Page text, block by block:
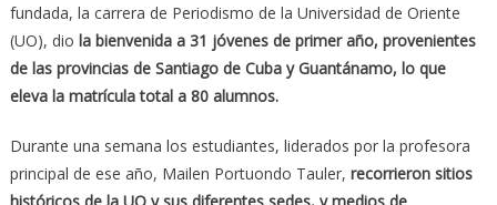
fundada, la carrera de Periodismo de la Universidad de Oriente
(UO), dio la bienvenida a 31 jóvenes de primer año, provenientes
de las provincias de Santiago de Cuba y Guantánamo, lo que
eleva la matrícula total a 80 alumnos.
Durante una semana los estudiantes, liderados por la profesora
principal de ese año, Mailen Portuondo Tauler, recorrieron sitios
históricos de la UO y sus diferentes sedes, y medios de